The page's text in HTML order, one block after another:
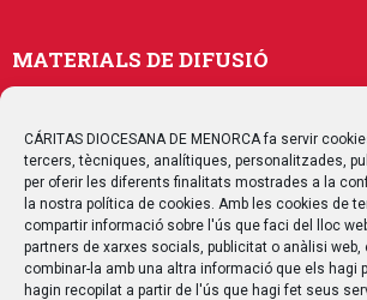
CÁRITAS DIOCESANA DE MENORCA fa servir
tercers, tècniques, analítiques, personalitzades,
per oferir les diferents finalitats mostrades a la
la nostra política de cookies. Amb les cookies de
compartir informació sobre l'ús que faci del lloc
partners de xarxes socials, publicitat o anàlisi web,
combinar-la amb una altra informació que els hagi
hagin recopilat a partir de l'ús que hagi fet seus
MATERIALS DE DIFUSIÓ
Publicacions
Multimedia
SEGUEIX-NOS